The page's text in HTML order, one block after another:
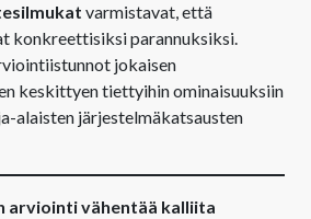
varmistavat, että
konkreettisiksi parannuksiksi.
jokaisen
keskittyen tiettyihin ominaisuuksiin
alaisten järjestelmäkatsausten
arviointi vähentää kalliita